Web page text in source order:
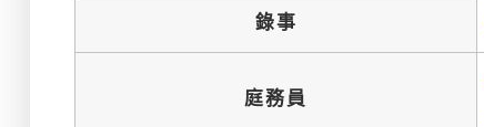
錄事
庭務員